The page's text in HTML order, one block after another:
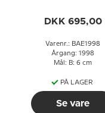
DKK 695,00
Varenr.: BAE1998
Årgang: 1998
Mål: B: 6 cm
PÅ LAGER
Se vare